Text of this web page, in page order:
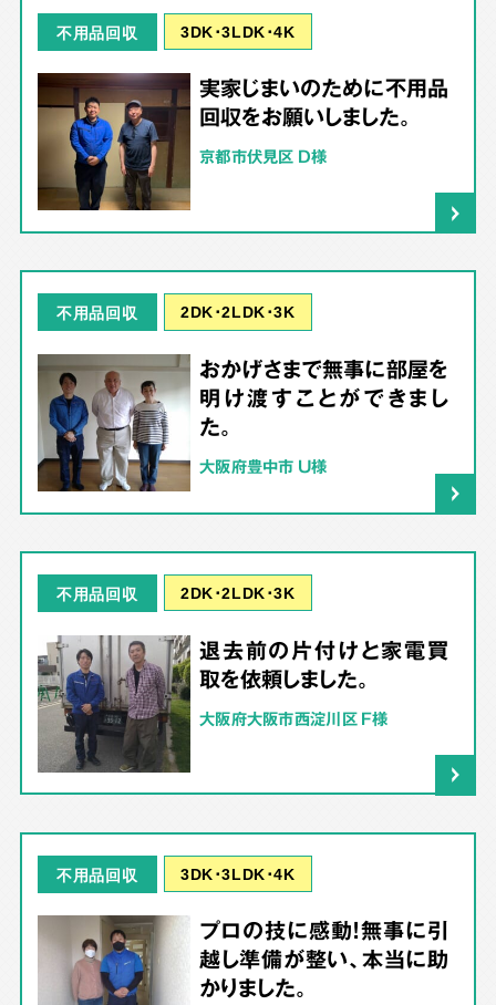
不用品回収 3DK･3LDK･4K
実家じまいのために不用品
回収をお願いしました。
京都市伏見区 D様
不用品回収 2DK･2LDK･3K
おかげさまで無事に部屋を
明け渡すことができまし
た。
大阪府豊中市 U様
不用品回収 2DK･2LDK･3K
退去前の片付けと家電買
取を依頼しました。
大阪府大阪市西淀川区 F様
不用品回収 3DK･3LDK･4K
プロの技に感動！無事に引
越し準備が整い、本当に助
かりました。